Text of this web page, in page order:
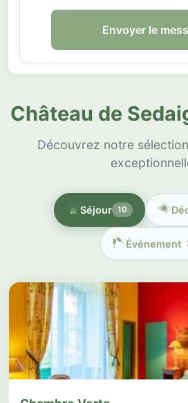
Envoyer le
Château de
Découvrez notre
Séjour 10
Événement